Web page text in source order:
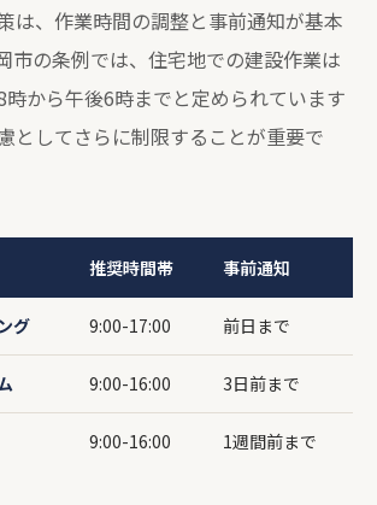
は、作業時間の調整と事前通知が基本
市の条例では、住宅地での建設作業は
から午後6時までと定められています
としてさらに制限することが重要で
推奨時間帯 事前通知
グ 9:00-17:00 前日まで
9:00-16:00 3日前まで
9:00-16:00 1週間前まで